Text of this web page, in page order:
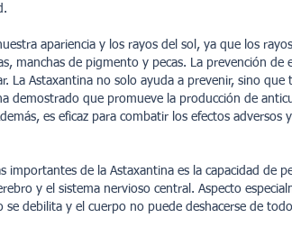
apariencia y los rayos del sol, ya que los
manchas de pigmento y pecas. La prevención de
La Astaxantina no solo ayuda a prevenir, sino
demostrado que promueve la producción de
es eficaz para combatir los efectos
importantes de la Astaxantina es la capacidad de
y el sistema nervioso central. Aspecto
debilita y el cuerpo no puede deshacerse de